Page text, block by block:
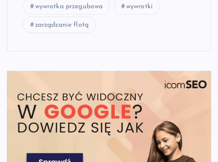
wywrotka przegubowa wywrotki
zarządzanie flotą